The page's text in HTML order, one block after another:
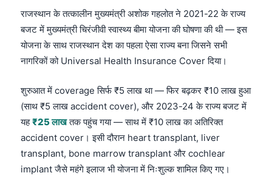
राजस्थान के तत्कालीन मुख्यमंत्री अशोक गहलोत ने 2021-22 के राज्य
बजट में मुख्यमंत्री चिरंजीवी स्वास्थ्य बीमा योजना की घोषणा की थी — इस
योजना के साथ राजस्थान देश का पहला ऐसा राज्य बना जिसने सभी
नागरिकों को Universal Health Insurance Cover दिया।
शुरुआत में coverage सिर्फ ₹5 लाख था — फिर बढ़कर ₹10 लाख हुआ
(साथ ₹5 लाख accident cover), और 2023-24 के राज्य बजट में
यह₹25 लाखतक पहुंच गया — साथ में ₹10 लाख का अतिरिक्त
accident cover। इसी दौरान heart transplant, liver
transplant, bone marrow transplant और cochlear
implant जैसे महंगे इलाज भी योजना में निःशुल्क शामिल किए गए।